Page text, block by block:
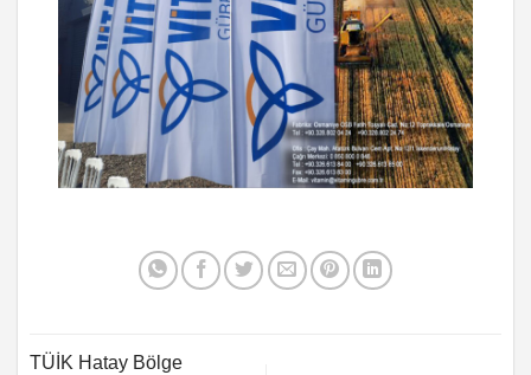
TÜİK Hatay Bölge